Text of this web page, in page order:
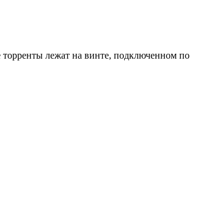
лежат на винте, подключенном по